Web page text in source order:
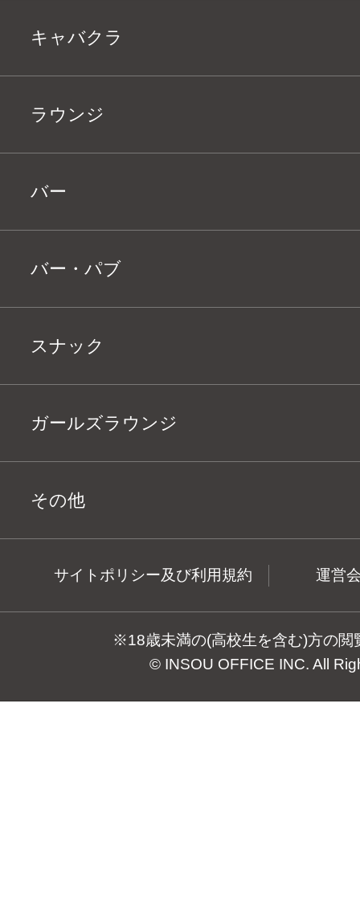
キャバクラ
ラウンジ
バー
バー・パブ
スナック
ガールズラウンジ
その他
サイトポリシー及び利用規約 運営
※18歳未満の(高校生を含む)方の閲
© INSOU OFFICE INC. All